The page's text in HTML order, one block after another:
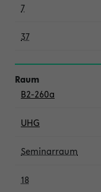
7
37
B2-260a
UHG
Seminarraum
18